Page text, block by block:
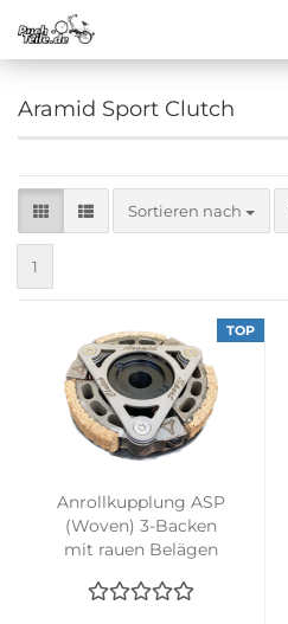
Aramid Sport Clutch
Sortieren nach
Sortieren nach
1
TOP
Anrollkupplung ASP
(Woven) 3-Backen
mit rauen Belägen